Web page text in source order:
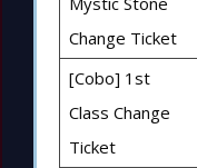
Change Ticket
[Cobo] 1st
Class Change
Ticket